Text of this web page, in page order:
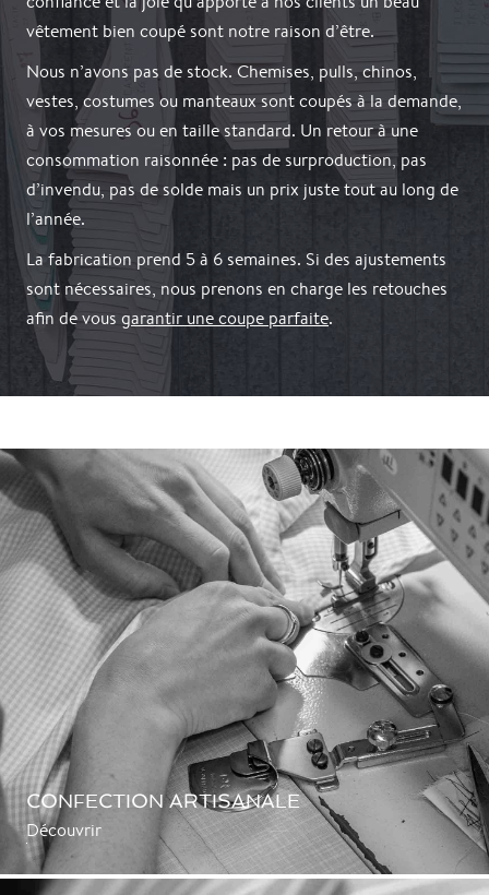
vêtement bien coupé sont notre raison d’être.
Nous n’avons pas de stock. Chemises, pulls, chinos,
vestes, costumes ou manteaux sont coupés à la demande,
à vos mesures ou en taille standard. Un retour à une
consommation raisonnée : pas de surproduction, pas
d’invendu, pas de solde mais un prix juste tout au long de
l’année.
La fabrication prend 5 à 6 semaines. Si des ajustements
sont nécessaires, nous prenons en charge les retouches
afin de vous garantir une coupe parfaite.
CONFECTION ARTISANALE
Découvrir